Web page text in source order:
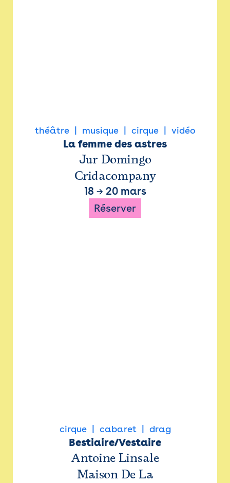
théâtre musique cirque vidéo
La femme des astres
Jur Domingo
Cridacompany
18 → 20 mars
Réserver
cirque cabaret drag
Bestiaire/Vestaire
Antoine Linsale
Maison De La